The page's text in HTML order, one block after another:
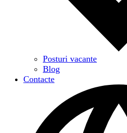
Posturi vacante
Blog
Contacte